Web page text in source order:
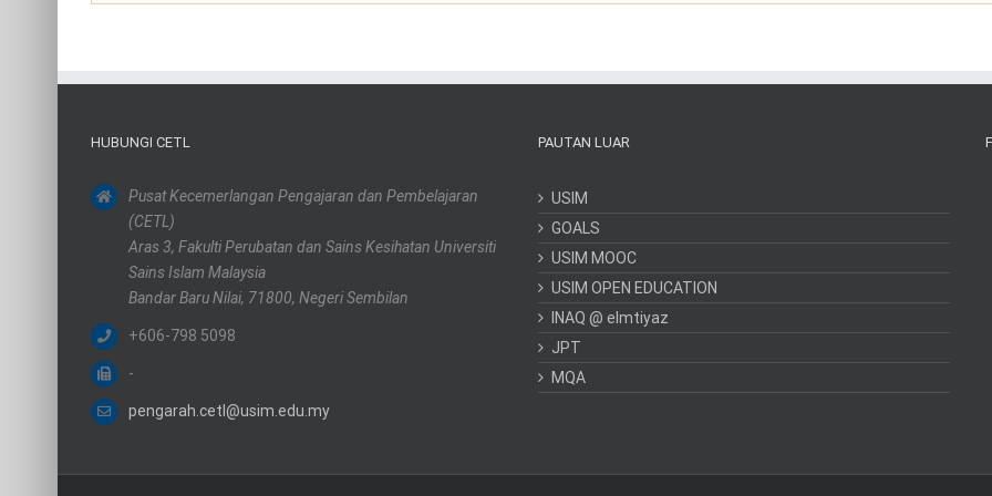
HUBUNGI CETL
Pusat Kecemerlangan Pengajaran dan Pembelajaran
(CETL)
Aras 3, Fakulti Perubatan dan Sains Kesihatan Universiti
Sains Islam Malaysia
Bandar Baru Nilai, 71800, Negeri Sembilan
+606-798 5098
-
pengarah.cetl@usim.edu.my
PAUTAN LUAR
USIM
GOALS
USIM MOOC
USIM OPEN EDUCATION
INAQ @ elmtiyaz
JPT
MQA